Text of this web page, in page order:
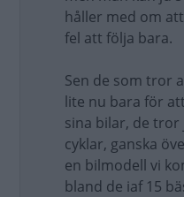
håller med om
fel att följa bara.
Sen de som tror
lite nu bara för
sina bilar, de tror
cyklar, ganska
en bilmodell vi
bland de iaf 15